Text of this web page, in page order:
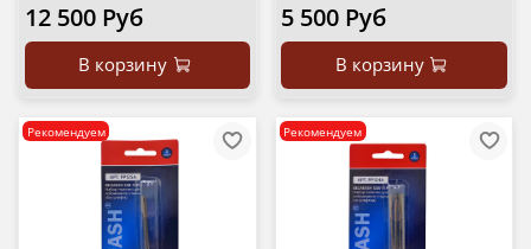
12 500 Руб
В корзину
5 500 Руб
В корзину
Рекомендуем Рекомендуем